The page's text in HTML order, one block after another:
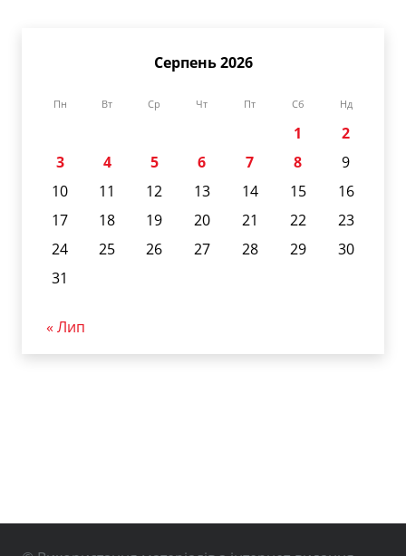
Серпень 2026
Пн Вт Ср Чт Пт Сб Нд
1
2
3
4 5 6 7 8
9
10
11 12 13 14 15
16
17
18 19 20 21 22
23
24
25 26 27 28 29
30
31
« Лип